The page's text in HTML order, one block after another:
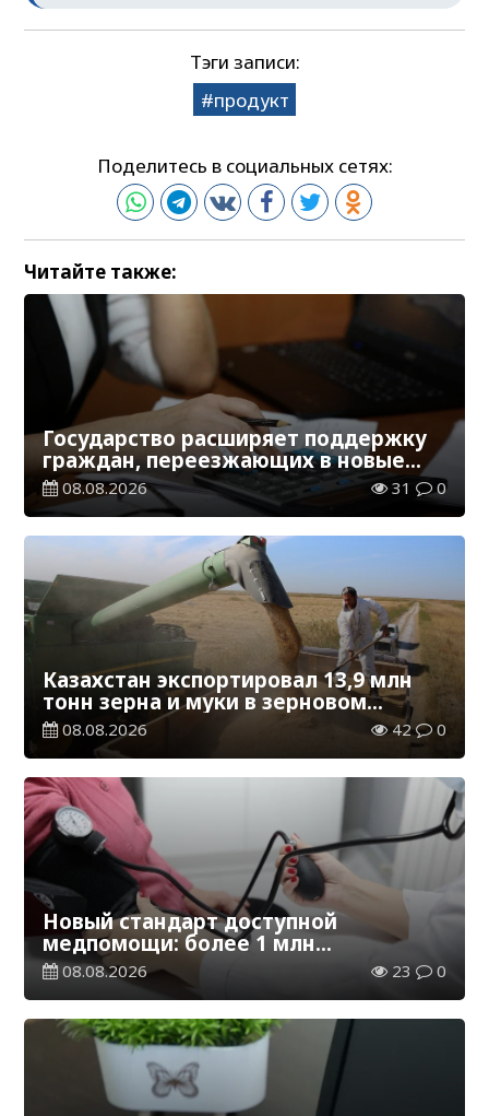
Тэги записи:
продукт
Поделитесь в социальных сетях:
Читайте также:
Государство расширяет поддержку
граждан, переезжающих в новые
регионы для работы
08.08.2026 31 0
Казахстан экспортировал 13,9 млн
тонн зерна и муки в зерновом
эквиваленте
08.08.2026 42 0
Новый стандарт доступной
медпомощи: более 1 млн
казахстанцев получили
телемедицинские услуги
08.08.2026 23 0